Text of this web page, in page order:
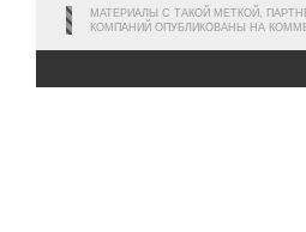
МАТЕРИАЛЫ С ТАКОЙ МЕТКОЙ,
КОМПАНИЙ ОПУБЛИКОВАНЫ НА